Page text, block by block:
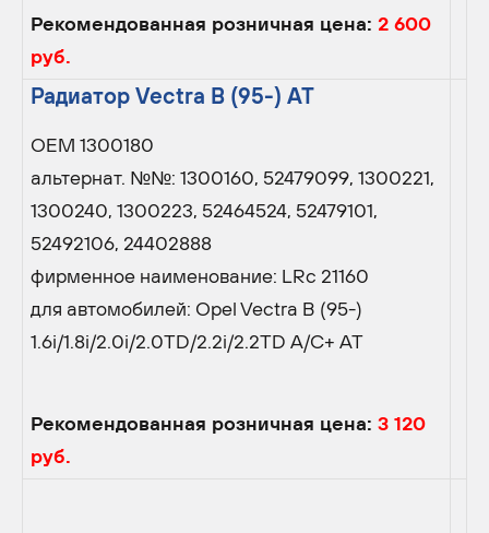
Рекомендованная розничная цена: 2 600
руб.
Радиатор Vectra B (95-) AT
OEM 1300180
альтернат. №№: 1300160, 52479099, 1300221,
1300240, 1300223, 52464524, 52479101,
52492106, 24402888
фирменное наименование: LRc 21160
для автомобилей: Opel Vectra B (95-)
1.6i/1.8i/2.0i/2.0TD/2.2i/2.2TD A/C+ AT
Рекомендованная розничная цена: 3 120
руб.